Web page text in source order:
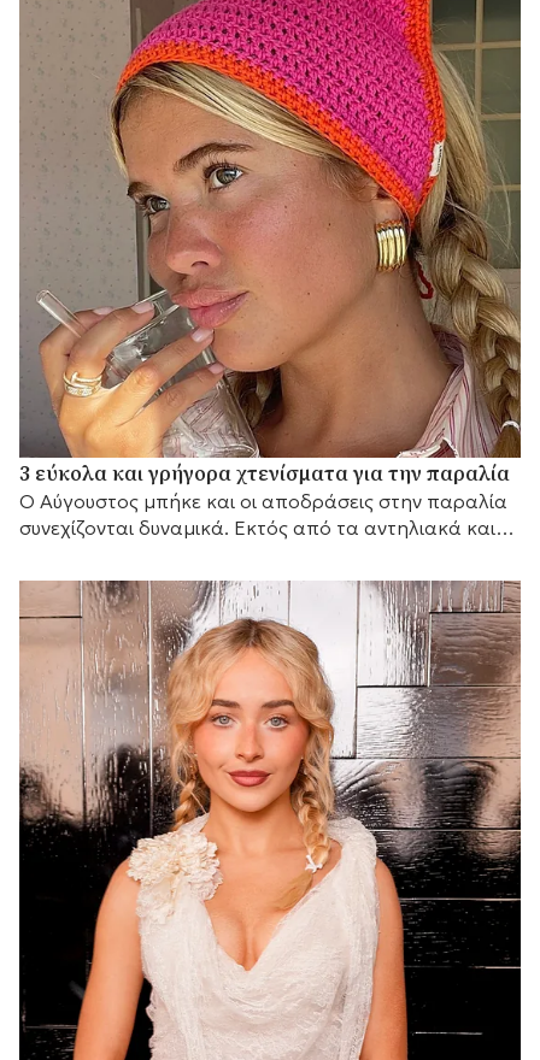
3 εύκολα και γρήγορα χτενίσματα για την παραλία
Ο Αύγουστος μπήκε και οι αποδράσεις στην παραλία
συνεχίζονται δυναμικά. Εκτός από τα αντηλιακά και